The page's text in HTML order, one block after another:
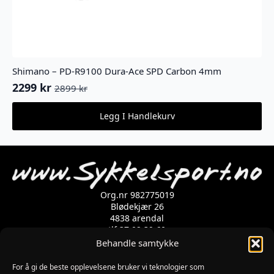
Behandle samtykke
For å gi de beste opplevelsene bruker vi teknologier som
Shimano – PD-R9100 Dura-Ace SPD Carbon 4mm
2899kr
Opprinnelig
pris
2899 kr.
2299 kr
Nåværende
pris
2299 kr.
Legg I Handlekurv
Org.nr 982775019
Blødekjær 26
4838 arendal
tlf 37 02 39 60
Kontaktskjema